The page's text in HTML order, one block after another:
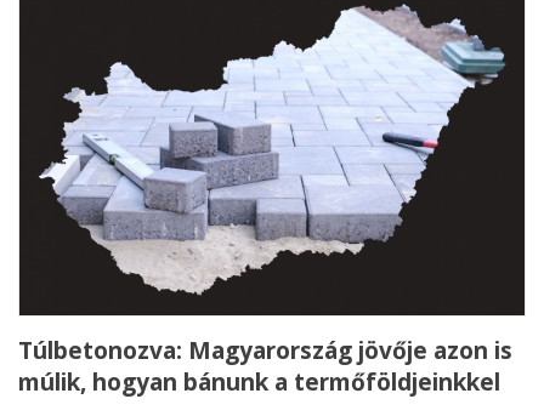
Túlbetonozva: Magyarország jövője azon is
múlik, hogyan bánunk a termőföldjeinkkel